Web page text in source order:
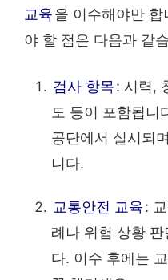
교육을 이수해야만
야 할 점은 다음과 같
검사 항목: 시력,
도 등이 포함됩니
공단에서 실시되
니다.
교통안전 교육:
례나 위험 상황
다. 이수 후에는